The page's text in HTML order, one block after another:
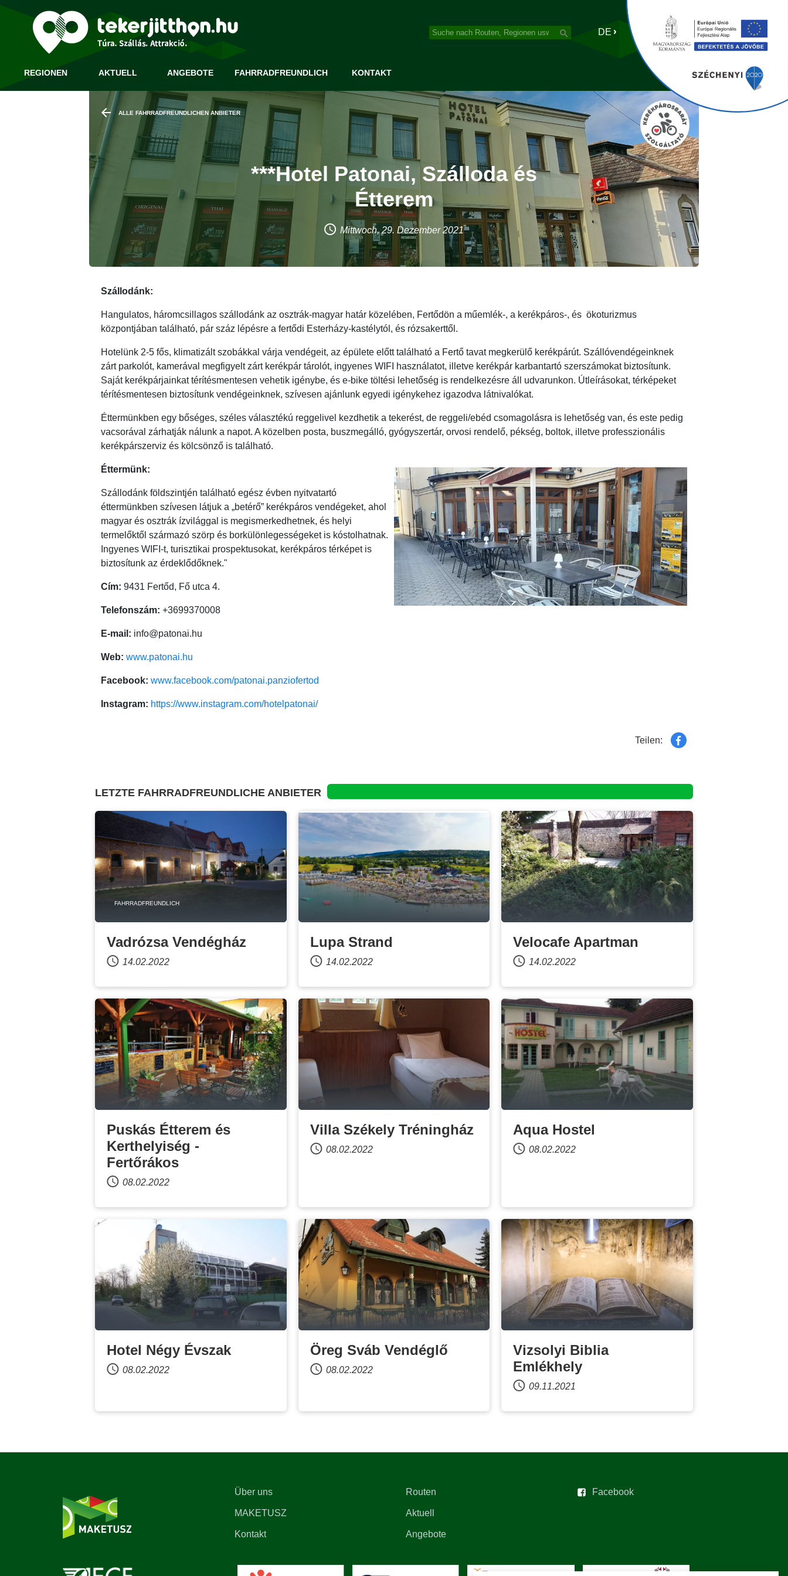
DE
REGIONEN AKTUELL ANGEBOTE FAHRRADFREUNDLICH KONTAKT
ALLE FAHRRADFREUNDLICHEN ANBIETER
***Hotel Patonai, Szálloda és
Étterem
Mittwoch, 29. Dezember 2021
Szállodánk:
Hangulatos, háromcsillagos szállodánk az osztrák-magyar határ közelében, Fertődön a műemlék-, a kerékpáros-, és ökoturizmus
központjában található, pár száz lépésre a fertődi Esterházy-kastélytól, és rózsakerttől.
Hotelünk 2-5 fős, klimatizált szobákkal várja vendégeit, az épülete előtt található a Fertő tavat megkerülő kerékpárút. Szállóvendégeinknek
zárt parkolót, kamerával megfigyelt zárt kerékpár tárolót, ingyenes WIFI használatot, illetve kerékpár karbantartó szerszámokat biztosítunk.
Saját kerékpárjainkat térítésmentesen vehetik igénybe, és e-bike töltési lehetőség is rendelkezésre áll udvarunkon. Útleírásokat, térképeket
térítésmentesen biztosítunk vendégeinknek, szívesen ajánlunk egyedi igénykehez igazodva látnivalókat.
Éttermünkben egy bőséges, széles választékú reggelivel kezdhetik a tekerést, de reggeli/ebéd csomagolásra is lehetőség van, és este pedig
vacsorával zárhatják nálunk a napot. A közelben posta, buszmegálló, gyógyszertár, orvosi rendelő, pékség, boltok, illetve professzionális
kerékpárszerviz és kölcsönző is található.
Éttermünk:
Szállodánk földszintjén található egész évben nyitvatartó
éttermünkben szívesen látjuk a „betérő” kerékpáros vendégeket, ahol
magyar és osztrák ízvilággal is megismerkedhetnek, és helyi
termelőktől származó szörp és borkülönlegességeket is kóstolhatnak.
Ingyenes WIFI-t, turisztikai prospektusokat, kerékpáros térképet is
biztosítunk az érdeklődőknek."
Cím: 9431 Fertőd, Fő utca 4.
Telefonszám: +3699370008
E-mail: info@patonai.hu
Web: www.patonai.hu
Facebook: www.facebook.com/patonai.panziofertod
Instagram: https://www.instagram.com/hotelpatonai/
Teilen:
LETZTE FAHRRADFREUNDLICHE ANBIETER
FAHRRADFREUNDLICH
Vadrózsa Vendégház
14.02.2022
Lupa Strand
14.02.2022
Velocafe Apartman
14.02.2022
Puskás Étterem és
Kerthelyiség -
Fertőrákos
08.02.2022
Villa Székely Tréningház
08.02.2022
Aqua Hostel
08.02.2022
Hotel Négy Évszak
08.02.2022
Öreg Sváb Vendéglő
08.02.2022
Vizsolyi Biblia
Emlékhely
09.11.2021
Über uns
MAKETUSZ
Kontakt
Routen
Aktuell
Angebote
Facebook